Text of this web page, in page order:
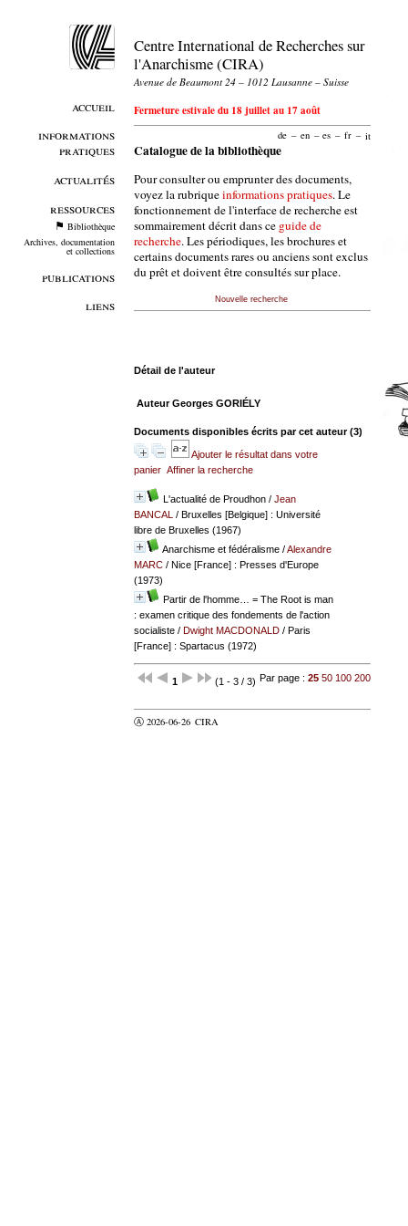
accueil
informations
pratiques
actualités
ressources
Bibliothèque
Archives, documentation
et collections
publications
liens
Centre International de Recherches sur
l'Anarchisme (CIRA)
Avenue de Beaumont 24 – 1012 Lausanne – Suisse
Fermeture estivale du 18 juillet au 17 août
de – en – es – fr – it
Catalogue de la bibliothèque
Pour consulter ou emprunter des documents,
voyez la rubriqueinformations pratiques. Le
fonctionnement de l'interface de recherche est
sommairement décrit dans ce guide de
recherche. Les périodiques, les brochures et
certains documents rares ou anciens sont exclus
du prêt et doivent être consultés sur place.
Nouvelle recherche
Détail de l'auteur
Auteur Georges GORIÉLY
Documents disponibles écrits par cet auteur (3)
Ajouter le résultat dans votre
panier Affiner la recherche
L'actualité de Proudhon/ Jean
BANCAL / Bruxelles [Belgique] : Université
libre de Bruxelles (1967)
Anarchisme et fédéralisme/Alexandre
MARC/ Nice [France] : Presses d'Europe
(1973)
Partir de l'homme… = The Root is man
: examen critique des fondements de l'action
socialiste/ Dwight MACDONALD/ Paris
[France] : Spartacus (1972)
1 (1 - 3 / 3) Par page : 25 50 100 200
Ⓐ 2026-06-26 CIRA